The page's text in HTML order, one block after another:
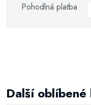
Pohodlná platba
Další